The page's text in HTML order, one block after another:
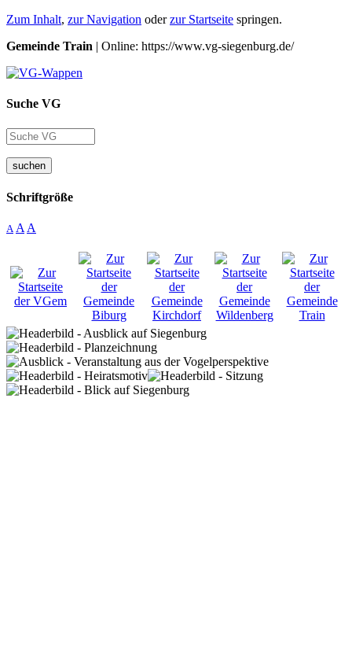
Zum Inhalt, zur Navigation oderzur Startseite springen.
Gemeinde Train | Online: https://www.vg-siegenburg.de/
Suche VG
suchen
Schriftgröße
A A A